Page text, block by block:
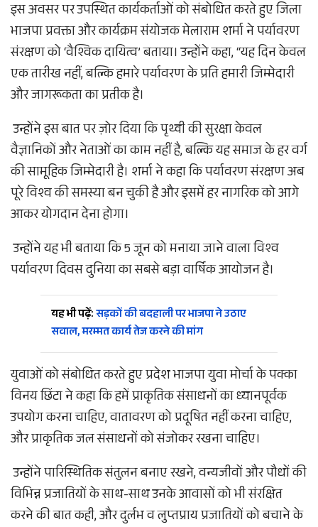
इस अवसर पर उपस्थित कार्यकर्ताओं को संबोधित करते हुए जिला
भाजपा प्रवक्ता और कार्यक्रम संयोजक मेलाराम शर्मा ने पर्यावरण
संरक्षण को ‘वैश्विक दायित्व’ बताया। उन्होंने कहा, “यह दिन केवल
एक तारीख नहीं, बल्कि हमारे पर्यावरण के प्रति हमारी जिम्मेदारी
और जागरूकता का प्रतीक है।
उन्होंने इस बात पर ज़ोर दिया कि पृथ्वी की सुरक्षा केवल
वैज्ञानिकों और नेताओं का काम नहीं है, बल्कि यह समाज के हर वर्ग
की सामूहिक जिम्मेदारी है। शर्मा ने कहा कि पर्यावरण संरक्षण अब
पूरे विश्व की समस्या बन चुकी है और इसमें हर नागरिक को आगे
आकर योगदान देना होगा।
उन्होंने यह भी बताया कि 5 जून को मनाया जाने वाला विश्व
पर्यावरण दिवस दुनिया का सबसे बड़ा वार्षिक आयोजन है।
यह भी पढ़ें:सड़कों की बदहाली पर भाजपा ने उठाए
सवाल, मरम्मत कार्य तेज करने की मांग
युवाओं को संबोधित करते हुए प्रदेश भाजपा युवा मोर्चा के पक्का
विनय छिंटा ने कहा कि हमें प्राकृतिक संसाधनों का ध्यानपूर्वक
उपयोग करना चाहिए, वातावरण को प्रदूषित नहीं करना चाहिए,
और प्राकृतिक जल संसाधनों को संजोकर रखना चाहिए।
उन्होंने पारिस्थितिक संतुलन बनाए रखने, वन्यजीवों और पौधों की
विभिन्न प्रजातियों के साथ-साथ उनके आवासों को भी संरक्षित
करने की बात कही, और दुर्लभ व लुप्तप्राय प्रजातियों को बचाने के